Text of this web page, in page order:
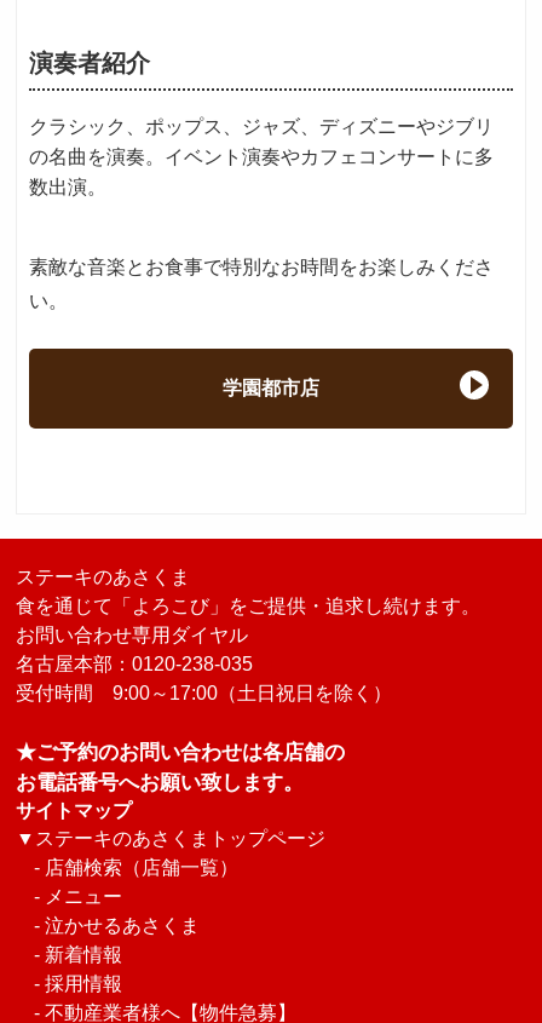
演奏者紹介
クラシック、ポップス、ジャズ、ディズニーやジブリ
の名曲を演奏。イベント演奏やカフェコンサートに多
数出演。
素敵な音楽とお食事で特別なお時間をお楽しみくださ
い。
学園都市店
ステーキのあさくま
食を通じて「よろこび」をご提供・追求し続けます。
お問い合わせ専用ダイヤル
名古屋本部：0120-238-035
受付時間 9:00～17:00（土日祝日を除く）
★ご予約のお問い合わせは各店舗の
お電話番号へお願い致します。
サイトマップ
▼ ステーキのあさくまトップページ
- 店舗検索（店舗一覧）
- メニュー
-泣かせるあさくま
- 新着情報
-採用情報
-不動産業者様へ【物件急募】